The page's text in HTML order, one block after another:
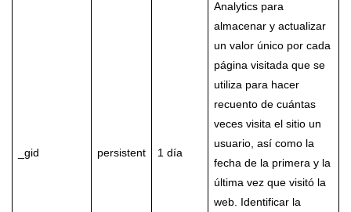
_gid persistent 1 día
Analytics para
almacenar y actualizar
un valor único por cada
página visitada que se
utiliza para hacer
recuento de cuántas
veces visita el sitio un
usuario, así como la
fecha de la primera y la
última vez que visitó la
web. Identificar la